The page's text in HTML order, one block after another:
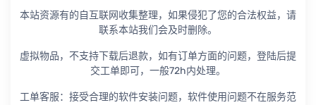
本站资源有的自互联网收集整理，如果侵犯了您的合法权益，请
联系本站我们会及时删除。
虚拟物品，不支持下载后退款，如有订单方面的问题，登陆后提
交工单即可，一般72h内处理。
工单客服：接受合理的软件安装问题，软件使用问题不在服务范